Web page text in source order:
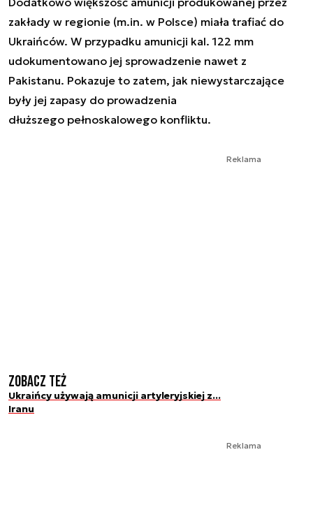
zakłady w regionie (m.in. w Polsce) miała trafiać do
Ukraińców. W przypadku amunicji kal. 122 mm
udokumentowano jej sprowadzenie nawet z
Pakistanu. Pokazuje to zatem, jak niewystarczające
były jej zapasy do prowadzenia
dłuższego pełnoskalowego konfliktu.
Reklama
Zobacz też
Ukraińcy używają amunicji artyleryjskiej z...
Iranu
Reklama